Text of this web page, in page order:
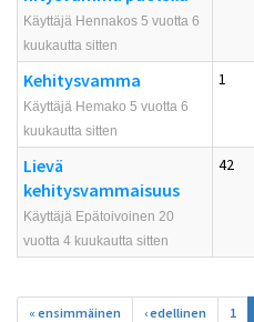
Käyttäjä Hennakos 5 vuotta 6
kuukautta sitten
Kehitysvamma
Käyttäjä Hemako 5 vuotta 6
kuukautta sitten
1
Lievä
kehitysvammaisuus
Käyttäjä Epätoivoinen 20
vuotta 4 kuukautta sitten
42
Sivut
« ensimmäinen ‹ edellinen 1